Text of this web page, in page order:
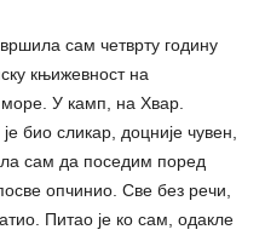
сам четврту годину
књижевност на
У камп, на Хвар.
био сликар, доцније чувен,
сам да поседим поред
опчинио. Све без речи,
Питао је ко сам, одакле